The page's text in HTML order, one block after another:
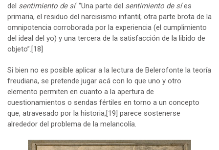
del sentimiento de sí: “Una parte del sentimiento de síes
primaria, el residuo del narcisismo infantil; otra parte brota de la
omnipotencia corroborada por la experiencia (el cumplimiento
del ideal del yo) y una tercera de la satisfacción de la libido de
objeto”.[18]
Si bien no es posible aplicar a la lectura de Belerofonte la teoría
freudiana, se pretende jugar acá con lo que uno y otro
elemento permiten en cuanto a la apertura de
cuestionamientos o sendas fértiles en torno a un concepto
que, atravesado por la historia,[19] parece sostenerse
alrededor del problema de la melancolía.